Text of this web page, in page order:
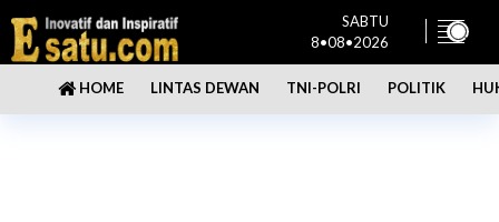
SABTU
8•08•2026
HOME LINTAS DEWAN TNI-POLRI POLITIK